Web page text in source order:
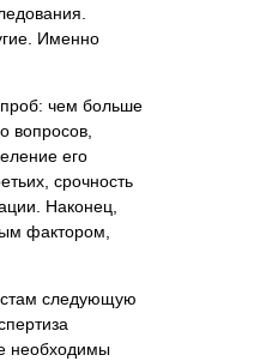
Именно
проб: чем больше
вопросов,
его
срочность
Наконец,
фактором,
следующую
необходимы